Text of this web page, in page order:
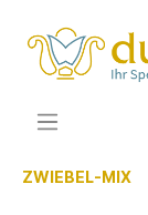
ZWIEBEL-MIX